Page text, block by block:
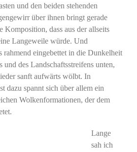
und den beiden stehenden
über ihnen bringt gerade
Komposition, dass aus der allseits
Langeweile würde. Und
rahmend eingebettet in die Dunkelheit
des Landschaftsstreifens unten,
sanft aufwärts wölbt. In
dazu spannt sich über allem ein
Wolkenformationen, der dem
Lange
sah ich